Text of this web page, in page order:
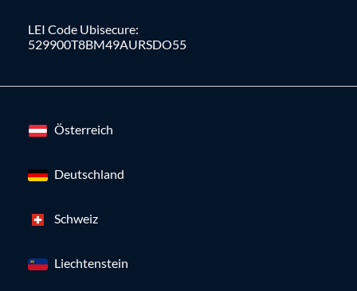
LEI Code Ubisecure:
529900T8BM49AURSDO55
Österreich
Deutschland
Schweiz
Liechtenstein